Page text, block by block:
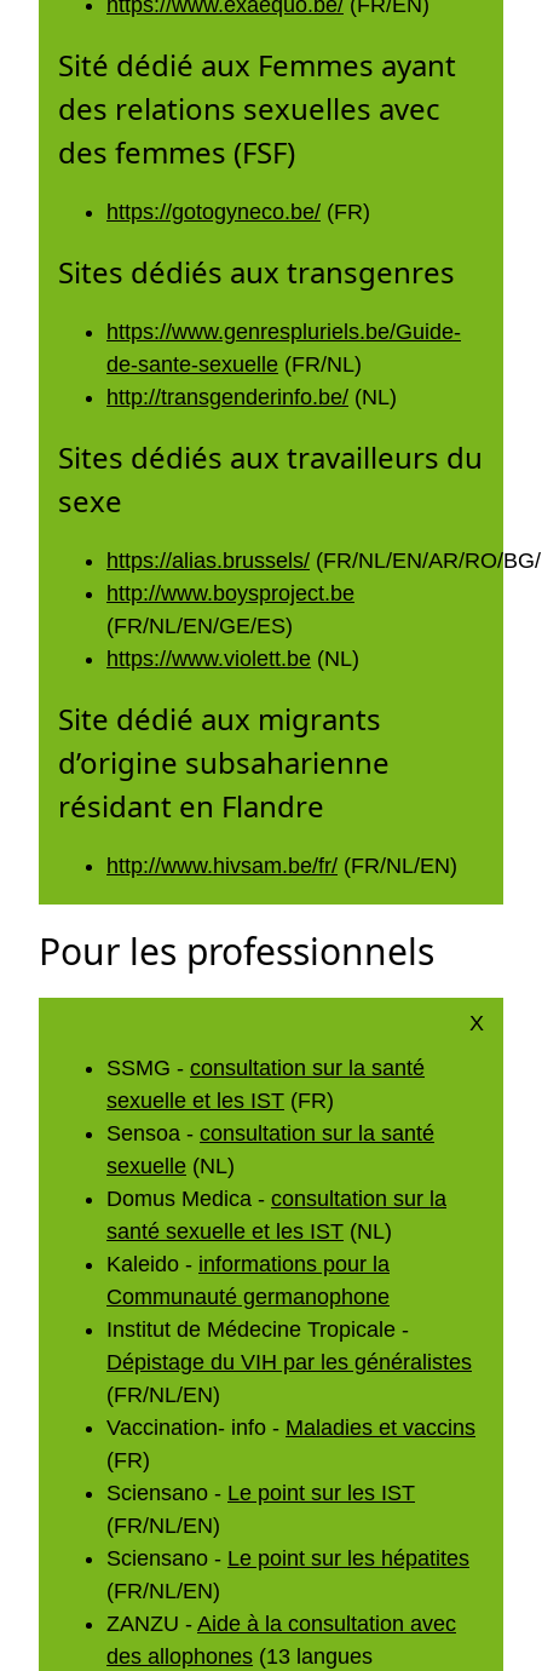
Sité dédié aux Femmes ayant
des relations sexuelles avec
des femmes (FSF)
https://gotogyneco.be/ (FR)
Sites dédiés aux transgenres
https://www.genrespluriels.be/Guide-
de-sante-sexuelle (FR/NL)
http://transgenderinfo.be/ (NL)
Sites dédiés aux travailleurs du
sexe
https://alias.brussels/ (FR/NL/EN/AR/RO/
http://www.boysproject.be
(FR/NL/EN/GE/ES)
https://www.violett.be (NL)
Site dédié aux migrants
d’origine subsaharienne
résidant en Flandre
http://www.hivsam.be/fr/ (FR/NL/EN)
Pour les professionnels
X
SSMG - consultation sur la santé
sexuelle et les IST (FR)
Sensoa - consultation sur la santé
sexuelle (NL)
Domus Medica - consultation sur la
santé sexuelle et les IST (NL)
Kaleido - informations pour la
Communauté germanophone
Institut de Médecine Tropicale -
Dépistage du VIH par les généralistes
(FR/NL/EN)
Vaccination- info - Maladies et vaccins
(FR)
Sciensano - Le point sur les IST
(FR/NL/EN)
Sciensano - Le point sur les hépatites
(FR/NL/EN)
ZANZU - Aide à la consultation avec
des allophones (13 langues